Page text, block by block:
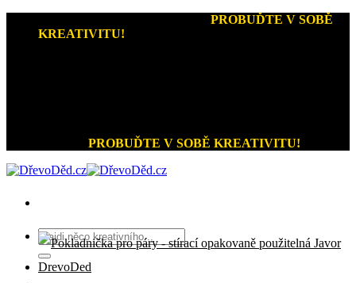
PROBUĎTE V SOBĚ
KREATIVITU!
PROBUĎTE V SOBĚ KREATIVITU!
Hledat: